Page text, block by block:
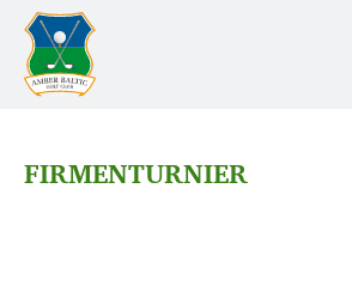
FIRMENTURNIER